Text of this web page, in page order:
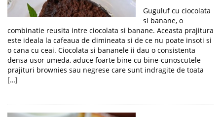
Guguluf cu ciocolata
si banane, o
combinatie reusita intre ciocolata si banane. Aceasta prajitura
este ideala la cafeaua de dimineata si de ce nu poate insoti si
o cana cu ceai. Ciocolata si bananele ii dau o consistenta
densa usor umeda, aduce foarte bine cu bine-cunoscutele
prajituri brownies sau negrese care sunt indragite de toata
[…]